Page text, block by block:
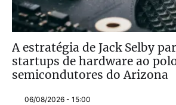
A estratégia de Jack Selby
startups de hardware ao
semicondutores do Arizona
06/08/2026 - 15:00